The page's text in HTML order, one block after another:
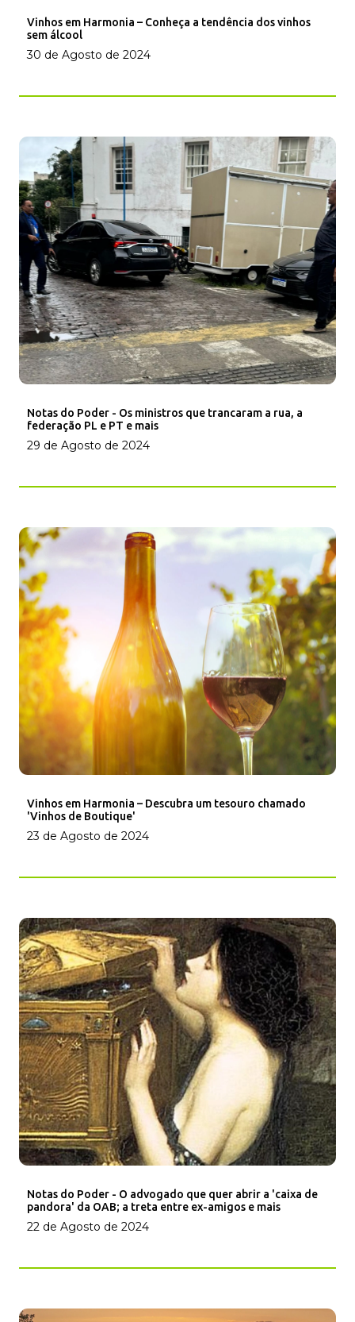
Vinhos em Harmonia – Conheça a tendência dos vinhos
sem álcool
30 de Agosto de 2024
Notas do Poder - Os ministros que trancaram a rua, a
federação PL e PT e mais
29 de Agosto de 2024
Vinhos em Harmonia – Descubra um tesouro chamado
'Vinhos de Boutique'
23 de Agosto de 2024
Notas do Poder - O advogado que quer abrir a 'caixa de
pandora' da OAB; a treta entre ex-amigos e mais
22 de Agosto de 2024